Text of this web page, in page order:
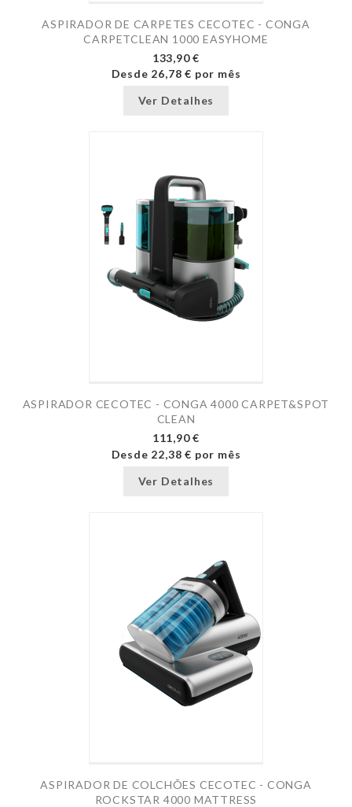
ASPIRADOR DE CARPETES CECOTEC - CONGA
CARPETCLEAN 1000 EASYHOME
133,90 €
Desde 26,78 € por mês
Ver Detalhes
ASPIRADOR CECOTEC - CONGA 4000 CARPET&SPOT
CLEAN
111,90 €
Desde 22,38 € por mês
Ver Detalhes
ASPIRADOR DE COLCHÕES CECOTEC - CONGA
ROCKSTAR 4000 MATTRESS